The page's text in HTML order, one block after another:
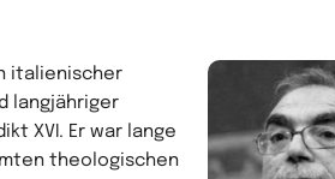
italienischer
langjähriger
XVI. Er war lange
theologischen